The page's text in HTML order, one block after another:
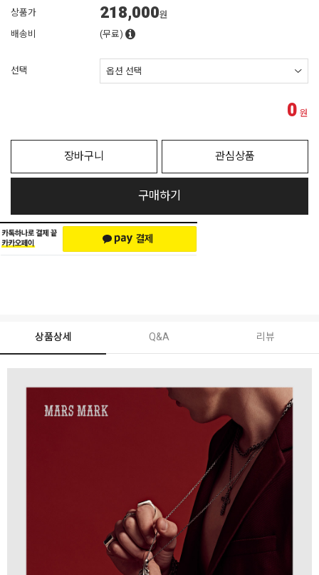
상품가 218,000원
배송비
(무료)
선택
0 원
장바구니 관심상품
구매하기
상품상세 Q&A 리뷰